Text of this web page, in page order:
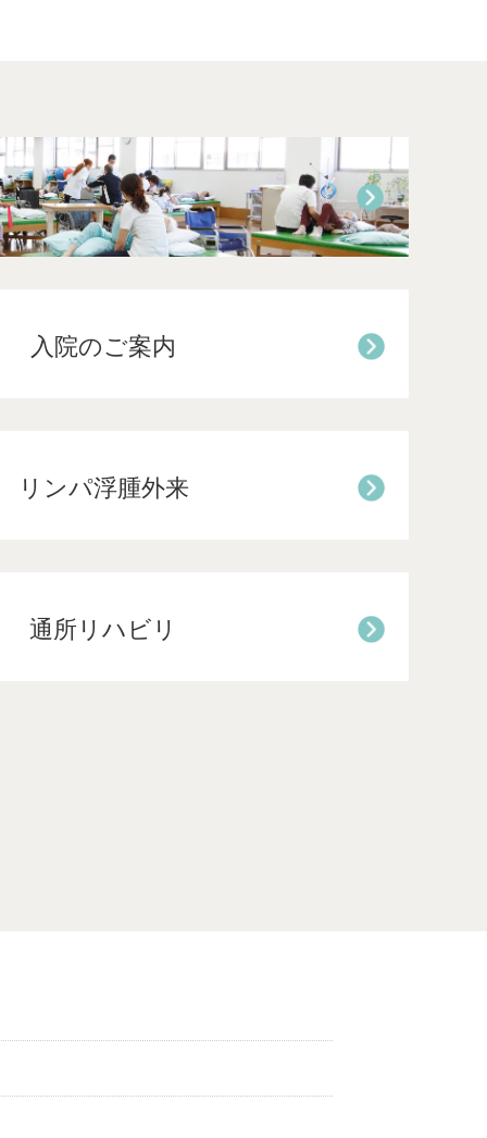
入院のご案内
リンパ浮腫外来
通所リハビリ